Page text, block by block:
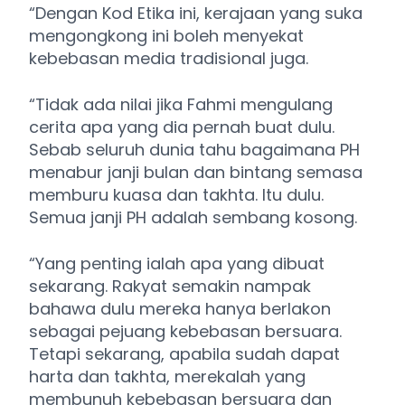
“Dengan Kod Etika ini, kerajaan yang suka
mengongkong ini boleh menyekat
kebebasan media tradisional juga.
“Tidak ada nilai jika Fahmi mengulang
cerita apa yang dia pernah buat dulu.
Sebab seluruh dunia tahu bagaimana PH
menabur janji bulan dan bintang semasa
memburu kuasa dan takhta. Itu dulu.
Semua janji PH adalah sembang kosong.
“Yang penting ialah apa yang dibuat
sekarang. Rakyat semakin nampak
bahawa dulu mereka hanya berlakon
sebagai pejuang kebebasan bersuara.
Tetapi sekarang, apabila sudah dapat
harta dan takhta, merekalah yang
membunuh kebebasan bersuara dan